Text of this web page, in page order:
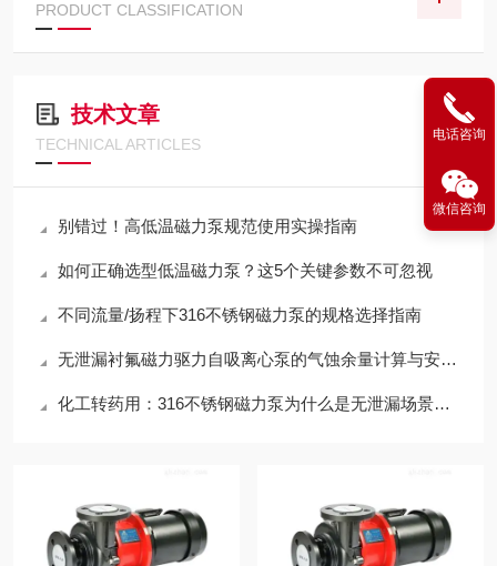
PRODUCT CLASSIFICATION
技术文章
TECHNICAL ARTICLES
别错过！高低温磁力泵规范使用实操指南
如何正确选型低温磁力泵？这5个关键参数不可忽视
不同流量/扬程下316不锈钢磁力泵的规格选择指南
无泄漏衬氟磁力驱力自吸离心泵的气蚀余量计算与安装高度限制
化工转药用：316不锈钢磁力泵为什么是无泄漏场景的标配？
电话咨询
微信咨询